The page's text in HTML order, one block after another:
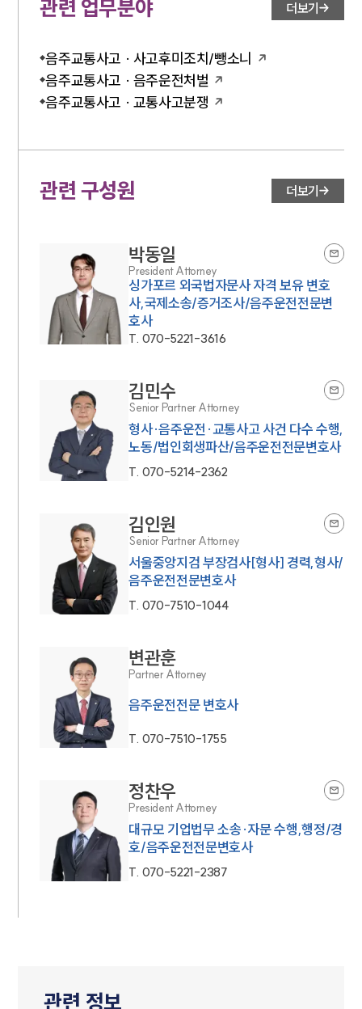
대륜법률상담예약
관련 업무분야 더보기
음주교통사고 · 사고후미조치/뺑소니
음주교통사고 · 음주운전처벌
음주교통사고 · 교통사고분쟁
관련 구성원 더보기
박동일
President Attorney
싱가포르 외국법자문사 자격 보유 변호
사,국제소송/증거조사/음주운전전문변
호사
T. 070-5221-3616
김민수
Senior Partner Attorney
형사·음주운전·교통사고 사건 다수 수행,
노동/법인회생파산/음주운전전문변호사
T. 070-5214-2362
김인원
Senior Partner Attorney
서울중앙지검 부장검사[형사] 경력,형사/
음주운전전문변호사
T. 070-7510-1044
변관훈
Partner Attorney
음주운전전문 변호사
T. 070-7510-1755
정찬우
President Attorney
대규모 기업법무 소송·자문 수행,행정/경
호/음주운전전문변호사
T. 070-5221-2387
관련 정보